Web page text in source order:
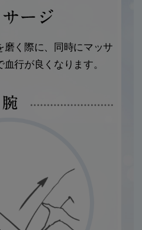
磨く際に、同時にマッサ
行が良くなります。